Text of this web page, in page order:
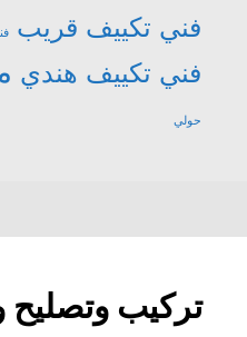
فني تكييف قريب
فني تكييف هندي
حولي
تركيب